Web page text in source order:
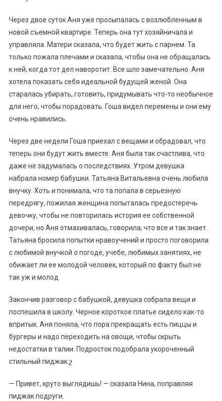
Через двое суток Аня уже просыпалась с возлюбленным в
новой съемной квартире. Теперь она тут хозяйничала и
управляла. Матери сказала, что будет жить с парнем. Та
только пожала плечами и сказала, чтобы она не обращалась
к ней, когда тот дел наворотит. Все шло замечательно. Аня
хотела показать себя идеальной будущей женой. Она
старалась убирать, готовить, придумывать что-то необычное
для него, чтобы порадовать. Гоша видел перемены и они ему
очень нравились.
Через две недели Гоша приехал с вещами и обрадовал, что
теперь они будут жить вместе. Аня была так счастлива, что
даже не задумалась о последствиях. Утром девушка
набрала номер бабушки. Татьяна Витальевна очень любила
внучку. Хоть и понимала, что та попала в серьезную
передрягу, пожилая женщина попыталась предостеречь
девочку, чтобы не повторилась история ее собственной
дочери, но Аня отмахивалась, говорила, что все и так знает.
Татьяна бросила попытки нравоучений и просто поговорила
с любимой внучкой о погоде, учебе, любимых занятиях, не
обижает ли ее молодой человек, который по факту был не
так уж и молод.
Закончив разговор с бабушкой, девушка собрала вещи и
поспешила в школу. Черное короткое платье сидело как-то
впритык. Аня поняла, что пора прекращать есть пиццы и
бургеры и надо переходить на овощи, чтобы скрыть
недостатки в талии. Подросток подобрала укороченный
стильный пиджак.շ
— Привет, круто выглядишь! — сказала Нина, поправляя
пиджак подруги.